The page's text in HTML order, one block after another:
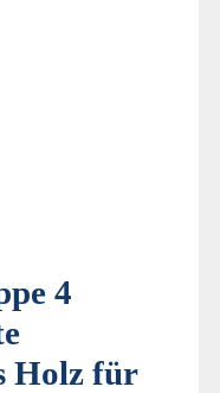
4
Holz für